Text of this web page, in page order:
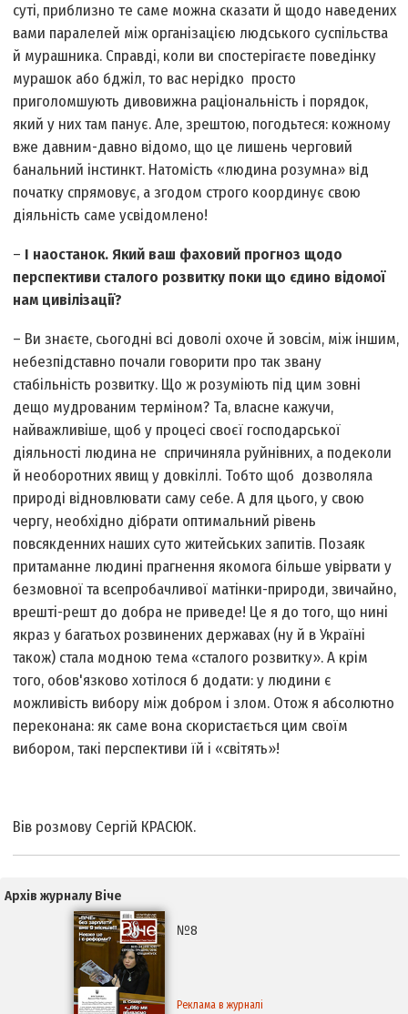
суті, приблизно те саме можна сказати й щодо наведених
вами паралелей між організацією людського суспільства
й мурашника. Справді, коли ви спостерігаєте поведінку
мурашок або бджіл, то вас нерідко просто
приголомшують дивовижна раціональність і порядок,
який у них там панує. Але, зрештою, погодьтеся: кожному
вже давним-давно відомо, що це лишень черговий
банальний інстинкт. Натомість «людина розумна» від
початку спрямовує, а згодом строго координує свою
діяльність саме усвідомлено!
– І наостанок. Який ваш фаховий прогноз щодо
перспективи сталого розвитку поки що єдино відомої
нам цивілізації?
– Ви знаєте, сьогодні всі доволі охоче й зовсім, між іншим,
небезпідставно почали говорити про так звану
стабільність розвитку. Що ж розуміють під цим зовні
дещо мудрованим терміном? Та, власне кажучи,
найважливіше, щоб у процесі своєї господарської
діяльності людина не спричиняла руйнівних, а подеколи
й необоротних явищ у довкіллі. Тобто щоб дозволяла
природі відновлювати саму себе. А для цього, у свою
чергу, необхідно дібрати оптимальний рівень
повсякденних наших суто житейських запитів. Позаяк
притаманне людині прагнення якомога більше увірвати у
безмовної та всепробачливої матінки-природи, звичайно,
врешті-решт до добра не приведе! Це я до того, що нині
якраз у багатьох розвинених державах (ну й в Україні
також) стала модною тема «сталого розвитку». А крім
того, обов'язково хотілося б додати: у людини є
можливість вибору між добром і злом. Отож я абсолютно
переконана: як саме вона скористається цим своїм
вибором, такі перспективи їй і «світять»!
Вів розмову Сергій КРАСЮК.
Архів журналу Віче
№8
Реклама в журналі